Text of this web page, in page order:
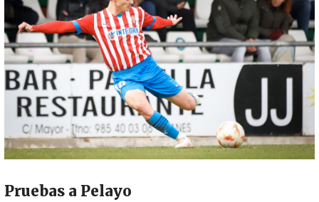
Pruebas a Pelayo